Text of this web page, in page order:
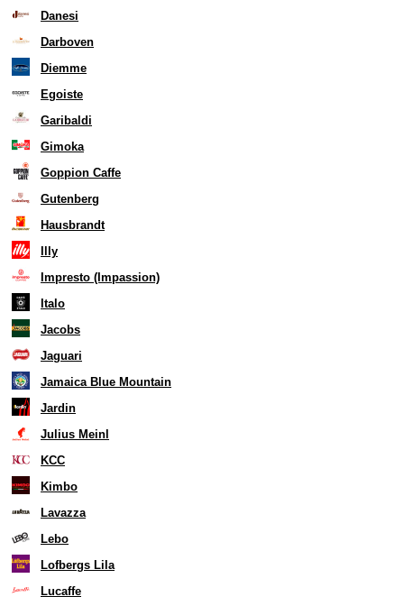
Danesi
Darboven
Diemme
Egoiste
Garibaldi
Gimoka
Goppion Caffe
Gutenberg
Hausbrandt
Illy
Impresto (Impassion)
Italo
Jacobs
Jaguari
Jamaica Blue Mountain
Jardin
Julius Meinl
KCC
Kimbo
Lavazza
Lebo
Lofbergs Lila
Lucaffe